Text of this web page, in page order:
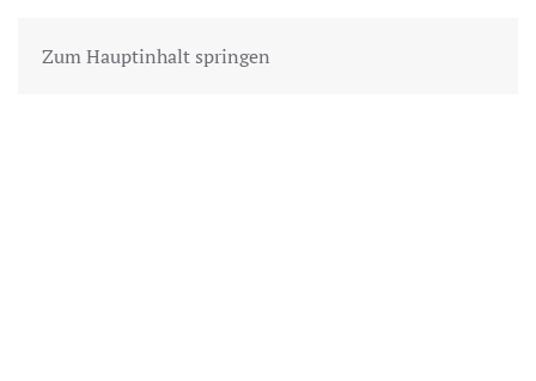
Zum Hauptinhalt springen